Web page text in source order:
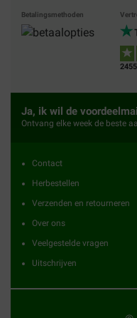
Betalingsmethoden
Ja, ik wil de
Ontvang elke week de beste
Contact
Herbestellen
Verzenden en retourneren
Over ons
Veelgestelde vragen
Uitschrijven